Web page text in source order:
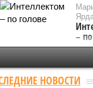
–
НОВОСТИ